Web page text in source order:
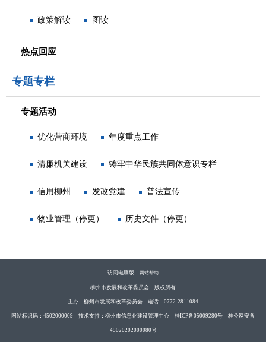
政策解读 图读
热点回应
专题专栏
专题活动
优化营商环境 年度重点工作
清廉机关建设 铸牢中华民族共同体意识专栏
信用柳州 发改党建 普法宣传
物业管理（停更） 历史文件（停更）
访问电脑版 网站帮助
柳州市发展和改革委员会 版权所有
主办：柳州市发展和改革委员会 电话：0772-2811084
网站标识码：4502000009 技术支持：柳州市信息化建设管理中心 桂ICP备05009280号 桂公网安备
45020202000080号